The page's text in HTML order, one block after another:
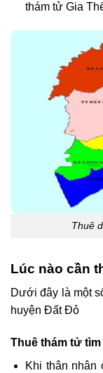
thám tử Gia
Thuê
Lúc nào cần
Dưới đây là một
huyện Đất Đỏ
Thuê thám tử tìm
Khi thân nhân